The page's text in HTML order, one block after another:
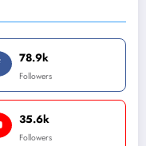
78.9k
Followers
35.6k
Followers